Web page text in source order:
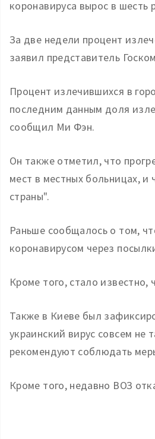
коронавируса вырос в шесть
За две недели процент
заявил представитель
Процент излечившихся в
последним данным доля
сообщил Ми Фэн.
Он также отметил, что
мест в местных больницах, и
страны".
Раньше сообщалось о том,
коронавирусом через
Кроме того, стало известно,
Также в Киеве был
украинский вирус совсем не
рекомендуют соблюдать
Кроме того, недавно ВОЗ